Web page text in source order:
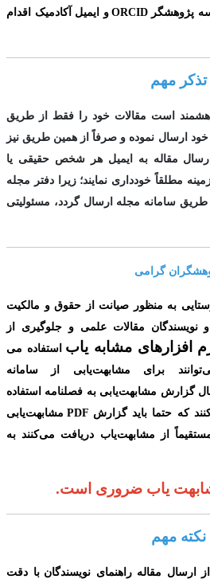
پژوهشگرORCID و ایمیل آکادمیک اقدام
تذکر مهم
است مقالات خود را فقط از طریق
ارسال نموده و صرفاً از همین طریق نیز
ارسال مقاله به ایمیل هر شخص حقیقی یا
مطلقاً خودداری نمایند؛ زیرا دفتر مجله
طریق سامانه مجله ارسال گردد، مسئولیتی
گرامی
به منظور صیانت از حقوق و مالکیت
نویسندگان مقالات علمی و جلوگیری از
افزارهای مشابه یاب
استفاده می
برای مشابهت‌یابی از سامانه
گزارش مشابهت‌یابی به فصلنامه استفاده
که حتما باید گزارش PDF مشابهت‌یابی
از مشابهت‌یاب دریافت می‌‌کنند به
یاب ضروری است.
نکته مهم
ارسال مقاله راهنمای نویسندگان با دقت